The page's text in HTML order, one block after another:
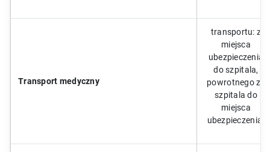
Transport medyczny
transportu: z
miejsca
ubezpieczenia
do szpitala,
powrotnego ze
szpitala do
miejsca
ubezpieczenia.